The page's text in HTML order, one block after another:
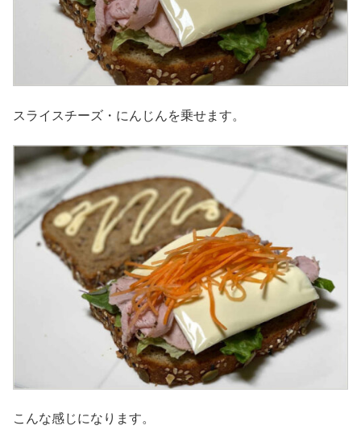
スライスチーズ・にんじんを乗せます。
こんな感じになります。